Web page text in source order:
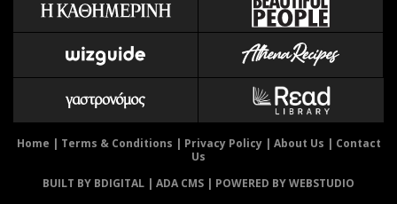
Home | Terms & Conditions | Privacy Policy| About Us | Contact
Us
BUILT BY BDIGITAL | ADA CMS | POWERED BY WEBSTUDIO